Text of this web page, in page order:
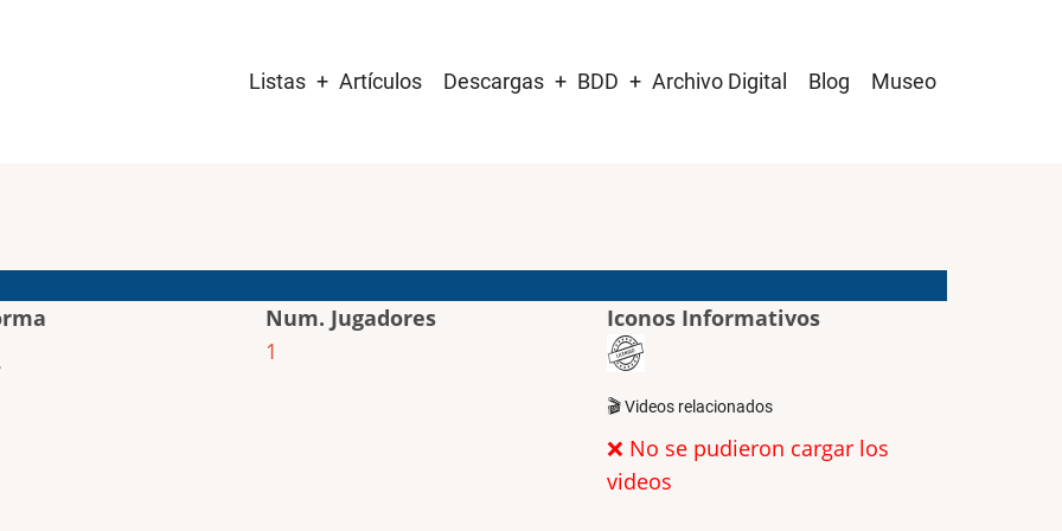
navigation
Listas Artículos Descargas BDD Archivo Digital Blog Museo
Num. Jugadores
1
Iconos Informativos
🎬 Videos relacionados
❌ No se pudieron cargar los
videos